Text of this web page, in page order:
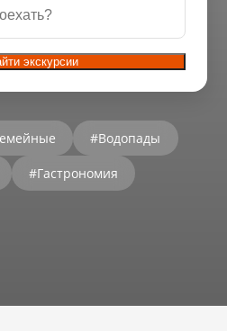
экскурсии
#Водопады
#Гастрономия